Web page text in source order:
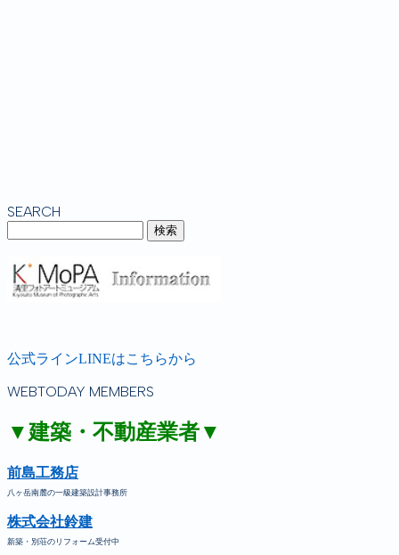
SEARCH
公式ラインLINEはこちらから
WEBTODAY MEMBERS
▼建築・不動産業者▼
前島工務店
八ヶ岳南麓の一級建築設計事務所
株式会社鈴建
新築・別荘のリフォーム受付中